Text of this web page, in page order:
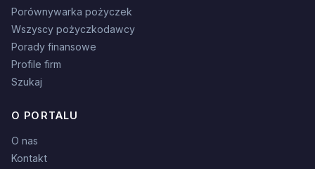
Porównywarka pożyczek
Wszyscy pożyczkodawcy
Porady finansowe
Profile firm
Szukaj
O PORTALU
O nas
Kontakt